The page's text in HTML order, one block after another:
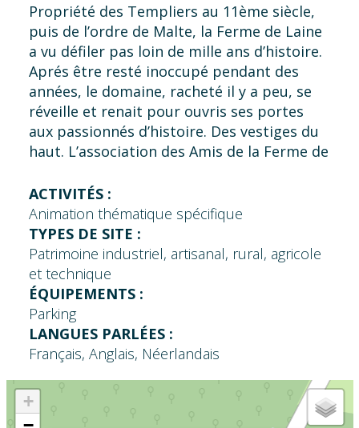
Propriété des Templiers au 11ème siècle,
puis de l’ordre de Malte, la Ferme de Laine
a vu défiler pas loin de mille ans d’histoire.
Aprés être resté inoccupé pendant des
années, le domaine, racheté il y a peu, se
réveille et renait pour ouvris ses portes
aux passionnés d’histoire. Des vestiges du
haut. L’association des Amis de la Ferme de
diverses animations dans le but de
contribuer à sa sauvegarde et sa
restauration.
ACTIVITÉS :
Animation thématique spécifique
TYPES DE SITE :
Patrimoine industriel, artisanal, rural, agricole
et technique
ÉQUIPEMENTS :
Parking
LANGUES PARLÉES :
Français, Anglais, Néerlandais
+